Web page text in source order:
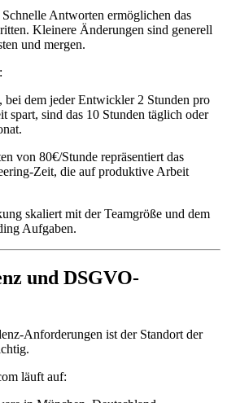
Schnelle Antworten ermöglichen das
Kleinere Änderungen sind generell
und mergen.
bei dem jeder Entwickler 2 Stunden pro
spart, sind das 10 Stunden täglich oder
von 80€/Stunde repräsentiert das
Zeit, die auf produktive Arbeit
skaliert mit der Teamgröße und dem
Aufgaben.
und DSGVO-
Anforderungen ist der Standort der
läuft auf: